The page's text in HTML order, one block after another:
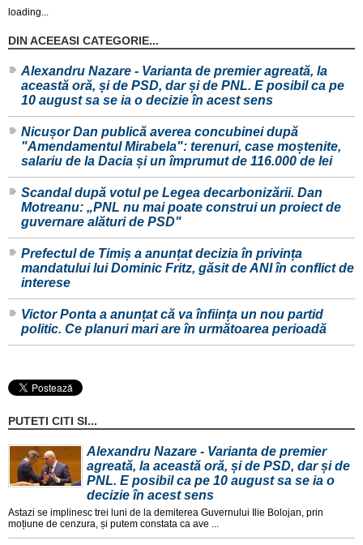
loading...
DIN ACEEASI CATEGORIE...
Alexandru Nazare - Varianta de premier agreată, la
această oră, și de PSD, dar și de PNL. E posibil ca pe
10 august sa se ia o decizie în acest sens
Nicușor Dan publică averea concubinei după
"Amendamentul Mirabela": terenuri, case moștenite,
salariu de la Dacia și un împrumut de 116.000 de lei
Scandal după votul pe Legea decarbonizării. Dan
Motreanu: „PNL nu mai poate construi un proiect de
guvernare alături de PSD"
Prefectul de Timiș a anunțat decizia în privința
mandatului lui Dominic Fritz, găsit de ANI în conflict de
interese
Victor Ponta a anunțat că va înființa un nou partid
politic. Ce planuri mari are în următoarea perioadă
PUTETI CITI SI...
Alexandru Nazare - Varianta de premier
agreată, la această oră, și de PSD, dar și de
PNL. E posibil ca pe 10 august sa se ia o
decizie în acest sens
Astazi se implinesc trei luni de la demiterea Guvernului Ilie Bolojan, prin
moțiune de cenzura, și putem constata ca ave ...